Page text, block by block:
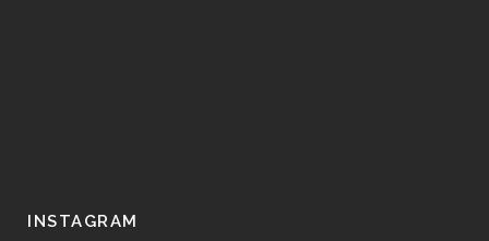
INSTAGRAM